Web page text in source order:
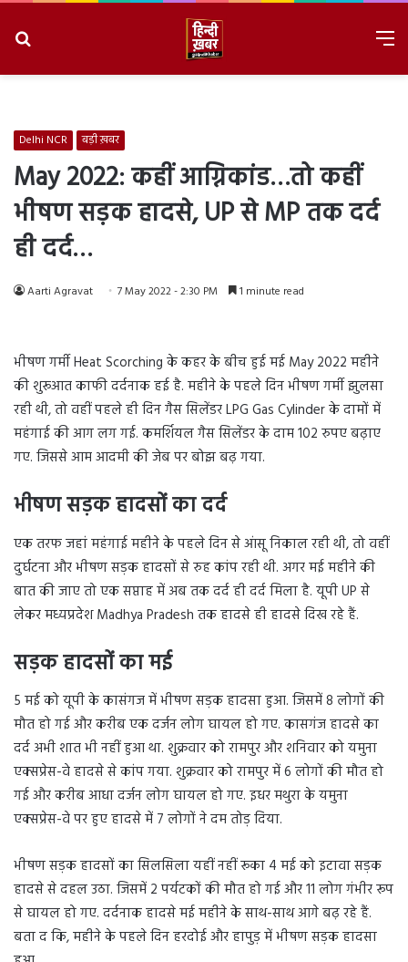
Delhi NCR बड़ी ख़बर
May 2022: कहीं आग्निकांड…तो कहीं
भीषण सड़क हादसे, UP से MP तक दर्द
ही दर्द…
Aarti Agravat 7 May 2022 - 2:30 PM 1 minute read
भीषण गर्मी Heat Scorching के कहर के बीच हुई मई May 2022 महीने
की शुरूआत काफी दर्दनाक हई है. महीने के पहले दिन भीषण गर्मी झुलसा
रही थी, तो वहीं पहले ही दिन गैस सिलेंडर LPG Gas Cylinder के दामों में
महंगाई की आग लग गई. कमर्शियल गैस सिलेंडर के दाम 102 रुपए बढ़ाए
गए. जिससे आम आदमी की जेब पर बोझ बढ़ गया.
भीषण सड़क हादसों का दर्द
एक तरफ जहां महंगाई महीने के पहले दिन से आंसू निकाल रही थी, तो वहीं
दुर्घटना और भीषण सड़क हादसों से रुह कांप रही थी. अगर मई महीने की
बात की जाए तो एक सप्ताह में अब तक दर्द ही दर्द मिला है. यूपी UP से
लेकर मध्यप्रदेश Madhya Pradesh तक हादसे ही हादसे दिख रहे हैं.
सड़क हादसों का मई
5 मई को यूपी के कासंगज में भीषण सड़क हादसा हुआ. जिसमें 8 लोगों की
मौत हो गई और करीब एक दर्जन लोग घायल हो गए. कासगंज हादसे का
दर्द अभी शात भी नहीं हुआ था. शुक्रवार को रामपुर और शनिवार को यमुना
एक्सप्रेस-वे हादसे से कांप गया. शुक्रवार को रामपुर में 6 लोगों की मौत हो
गई और करीब आधा दर्जन लोग घायल हो गए. इधर मथुरा के यमुना
एक्सप्रेस-वे पर हुए हादसे में 7 लोगों ने दम तोड़ दिया.
भीषण सड़क हादसों का सिलसिला यहीं नहीं रूका 4 मई को इटावा सड़क
हादसे से दहल उठा. जिसमें 2 पर्यटकों की मौत हो गई और 11 लोग गंभीर रूप
से घायल हो गए. दर्दनाक हादसे मई महीने के साथ-साथ आगे बढ़ रहे हैं.
बता द कि, महीने के पहले दिन हरदोई और हापुड़ में भीषण सड़क हादसा